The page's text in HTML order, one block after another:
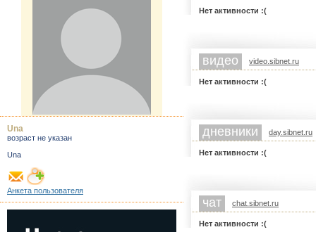
Нет активности :(
видео video.sibnet.ru
Нет активности :(
дневники day.sibnet.ru
Нет активности :(
чат chat.sibnet.ru
Нет активности :(
Una
возраст не указан
Una
Анкета пользователя